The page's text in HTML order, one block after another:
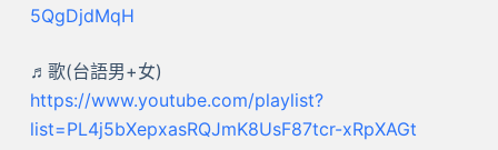
5QgDjdMqH
♬歌(台語男+女)
https://www.youtube.com/playlist?
list=PL4j5bXepxasRQJmK8UsF87tcr-xRpXAGt